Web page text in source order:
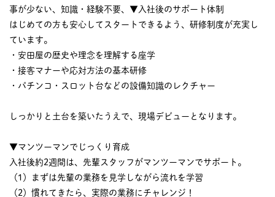
事が少ない、知識・経験不要、▼入社後のサポート体制
はじめての方も安心してスタートできるよう、研修制度が充実し
ています。
・安田屋の歴史や理念を理解する座学
・接客マナーや応対方法の基本研修
・パチンコ・スロット台などの設備知識のレクチャー
しっかりと土台を築いたうえで、現場デビューとなります。
▼マンツーマンでじっくり育成
入社後約2週間は、先輩スタッフがマンツーマンでサポート。
（1）まずは先輩の業務を見学しながら流れを学習
（2）慣れてきたら、実際の業務にチャレンジ！